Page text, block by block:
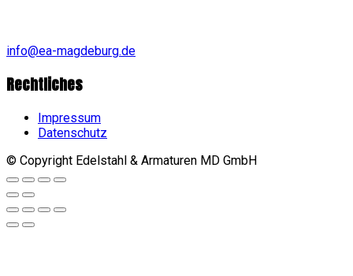
info@ea-magdeburg.de
Rechtliches
Impressum
Datenschutz
© Copyright Edelstahl & Armaturen MD GmbH
Go
to
top